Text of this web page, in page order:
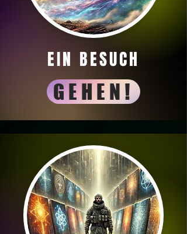
EIN BESUCH
GEHEN!